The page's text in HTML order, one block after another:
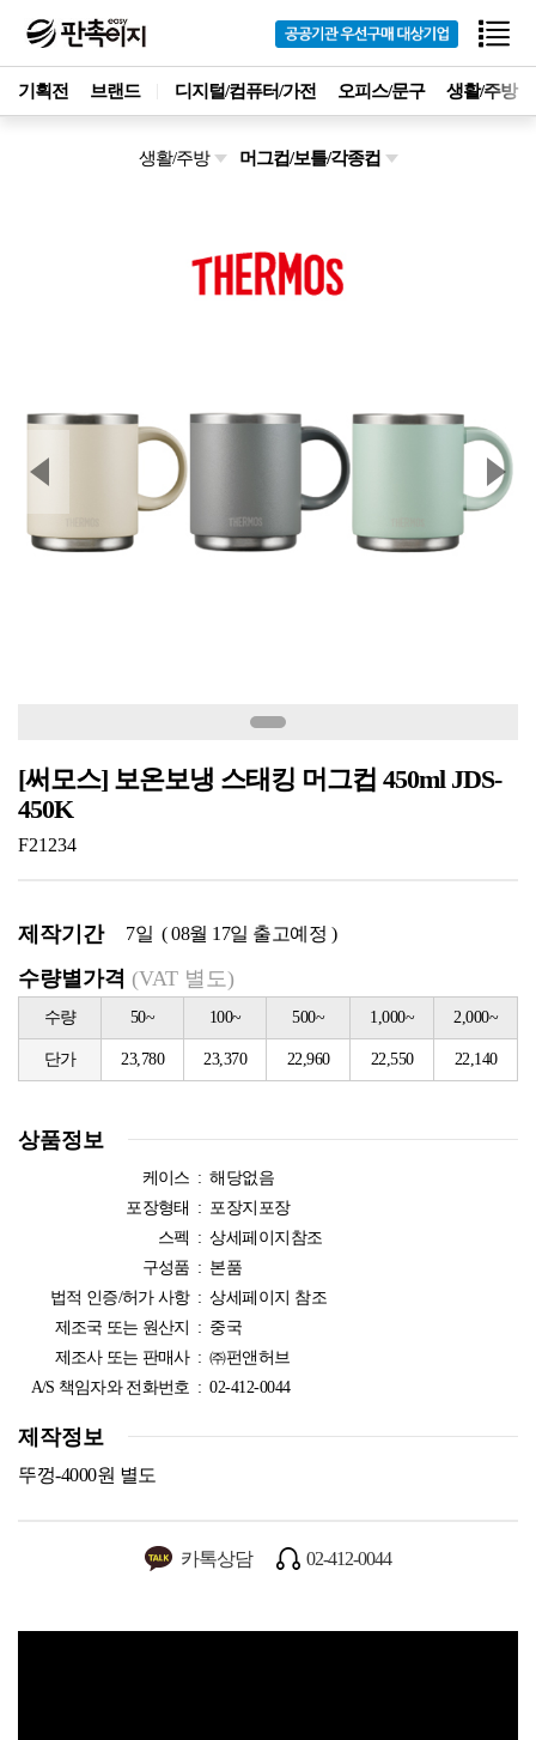
기획전 브랜드 디지털/컴퓨터/가전 오피스/문구 생활/주방
생활/주방 머그컵/보틀/각종컵
[써모스] 보온보냉 스태킹 머그컵 450ml JDS-
450K
F21234
제작기간 7일 ( 08월 17일 출고예정 )
수량별가격 (VAT 별도)
수량 50~ 100~ 500~ 1,000~ 2,000~
단가 23,780 23,370 22,960 22,550 22,140
상품정보
케이스 : 해당없음
포장형태 : 포장지포장
스펙 : 상세페이지참조
구성품 : 본품
법적 인증/허가 사항 : 상세페이지 참조
제조국 또는 원산지 : 중국
제조사 또는 판매사 : ㈜펀앤허브
A/S 책임자와 전화번호 : 02-412-0044
제작정보
뚜껑-4000원 별도
카톡상담 02-412-0044